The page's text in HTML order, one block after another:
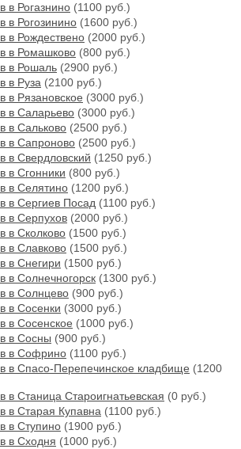
в Рогазнино (1100 руб.)
в Рогозинино (1600 руб.)
в Рождествено (2000 руб.)
в Ромашково (800 руб.)
в Рошаль (2900 руб.)
в Руза (2100 руб.)
в Рязановское (3000 руб.)
в Саларьево (3000 руб.)
в Сальково (2500 руб.)
в Сапроново (2500 руб.)
в Свердловский (1250 руб.)
в Сгонники (800 руб.)
в Селятино (1200 руб.)
в Сергиев Посад (1100 руб.)
в Серпухов (2000 руб.)
в Сколково (1500 руб.)
в Славково (1500 руб.)
в Снегири (1500 руб.)
в Солнечногорск (1300 руб.)
в Солнцево (900 руб.)
в Сосенки (3000 руб.)
в Сосенское (1000 руб.)
в Сосны (900 руб.)
в Софрино (1100 руб.)
в Спасо-Перепечинское кладбище (1200
в Станица Староигнатьевская (0 руб.)
в Старая Купавна (1100 руб.)
в Ступино (1900 руб.)
в Сходня (1000 руб.)